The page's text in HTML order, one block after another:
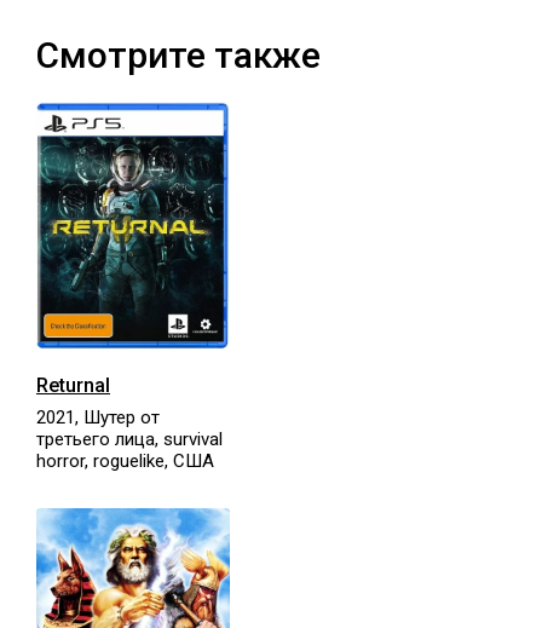
Смотрите также
Returnal
2021, Шутер от
третьего лица, survival
horror, roguelike, США